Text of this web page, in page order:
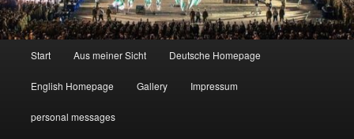
Start Aus meiner Sicht Deutsche Homepage
English Homepage Gallery Impressum
personal messages